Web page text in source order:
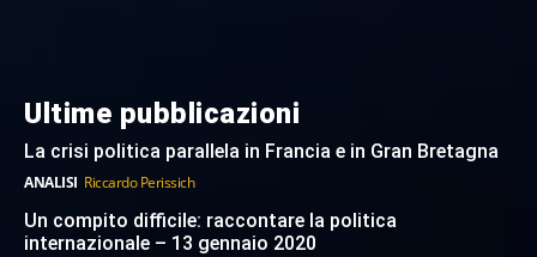
Ultime pubblicazioni
La crisi politica parallela in Francia e in Gran Bretagna
ANALISI Riccardo Perissich
Un compito difficile: raccontare la politica
internazionale – 13 gennaio 2020